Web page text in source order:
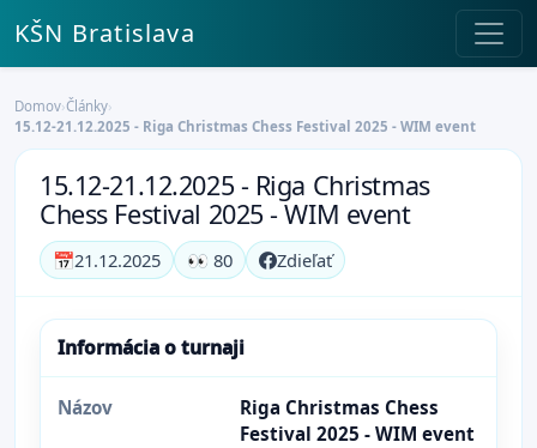
KŠN Bratislava
Domov›Články›
15.12-21.12.2025 - Riga Christmas Chess Festival 2025 - WIM event
15.12-21.12.2025 - Riga Christmas
Chess Festival 2025 - WIM event
📅21.12.2025 👀 80 Zdieľať
Informácia o turnaji
Názov
Riga Christmas Chess
Festival 2025 - WIM event